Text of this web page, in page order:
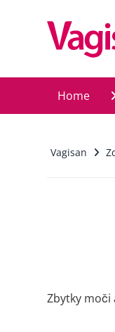
Home
Vagisan
Zbytky moči